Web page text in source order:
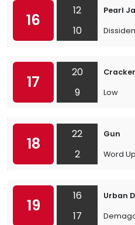
16
12
10
Pearl
17
20
9
Cracker
Low
18
22
2
Gun
Word Up
19
16
17
Urban